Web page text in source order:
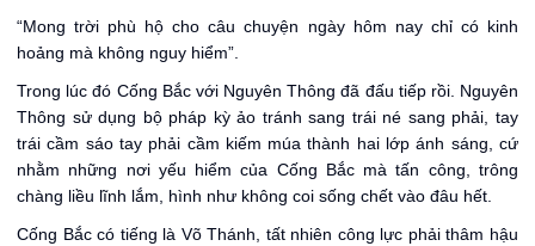
“Mong trời phù hộ cho câu chuyện ngày hôm nay chỉ có kinh
hoảng mà không nguy hiểm”.
Trong lúc đó Cống Bắc với Nguyên Thông đã đấu tiếp rồi. Nguyên
Thông sử dụng bộ pháp kỳ ảo tránh sang trái né sang phải, tay
trái cầm sáo tay phải cầm kiếm múa thành hai lớp ánh sáng, cứ
nhằm những nơi yếu hiểm của Cống Bắc mà tấn công, trông
chàng liều lĩnh lắm, hình như không coi sống chết vào đâu hết.
Cống Bắc có tiếng là Võ Thánh, tất nhiên công lực phải thâm hậu